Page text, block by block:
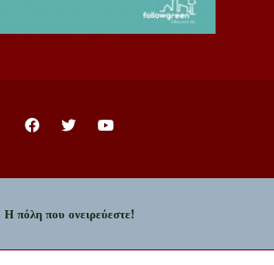
Η πόλη που ονειρεύεστε!